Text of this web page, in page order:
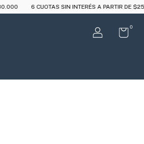
A PARTIR DE $250.000 10%OFF CON
0